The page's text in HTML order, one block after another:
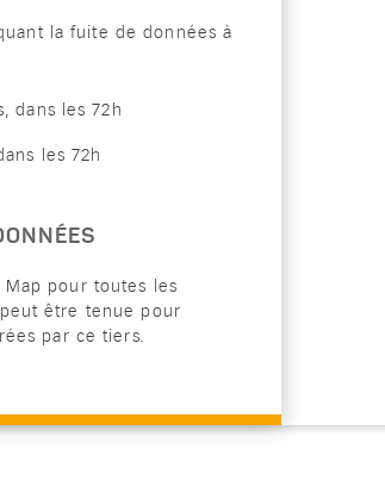
la fuite de données à
dans les 72h
les 72h
pour toutes les
être tenue pour
par ce tiers.